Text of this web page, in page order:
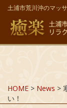
土浦市荒川沖のマッ
HOME > News >
い！